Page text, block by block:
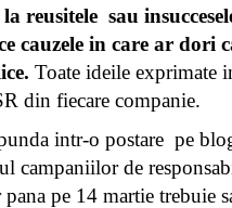
reusitele sau
cauzele in care ar dori
Toate ideile exprimate
din fiecare companie.
intr-o postare pe
campaniilor de
pe 14 martie trebuie